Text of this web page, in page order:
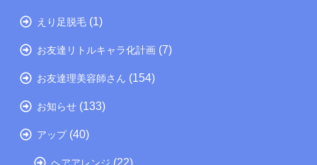
えり足脱毛 (1)
お友達リトルキャラ化計画 (7)
お友達理美容師さん (154)
お知らせ (133)
アップ(40)
ヘアアレンジ (22)